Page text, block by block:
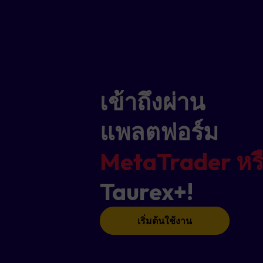
เข้าถึงผ่าน
แพลตฟอร์ม
MetaTrader ห
Taurex+!
เริ่มต้นใช้งาน